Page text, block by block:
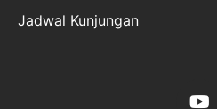
Jadwal Kunjungan